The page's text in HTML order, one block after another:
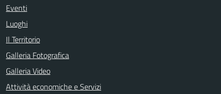
Eventi
Luoghi
Il Territorio
Galleria Fotografica
Galleria Video
Attività economiche e Servizi